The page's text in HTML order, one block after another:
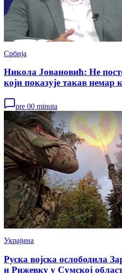
Србија
Никола Јовановић: Не
који показује такав немар
pre 00 minuta
Украјина
Руска војска ослободила
и Рижевку у Сумској